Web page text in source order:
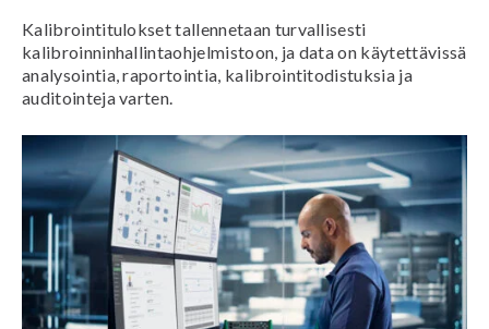
Kalibrointitulokset tallennetaan turvallisesti
kalibroinninhallintaohjelmistoon, ja data on käytettävissä
analysointia, raportointia, kalibrointitodistuksia ja
auditointeja varten.